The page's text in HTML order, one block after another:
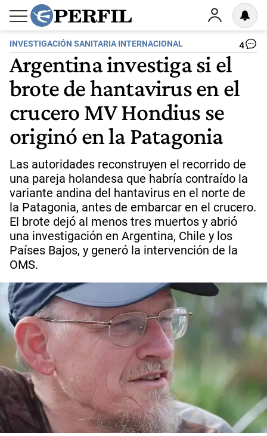
INVESTIGACIÓN SANITARIA INTERNACIONAL 4
Argentina investiga si el
brote de hantavirus en el
crucero MV Hondius se
originó en la Patagonia
Las autoridades reconstruyen el recorrido de
una pareja holandesa que habría contraído la
variante andina del hantavirus en el norte de
la Patagonia, antes de embarcar en el crucero.
El brote dejó al menos tres muertos y abrió
una investigación en Argentina, Chile y los
Países Bajos, y generó la intervención de la
OMS.